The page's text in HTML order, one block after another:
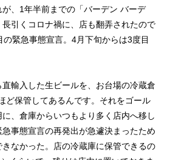
、1年半前までの「バーデン バーデ
引くコロナ禍に、店も翻弄されたので
緊急事態宣言。4月下旬からは3度目
直輸入した生ビールを、お台場の冷蔵倉
ど保管してあるんです。それをゴール
、倉庫からいつもより多く店内へ移し
事態宣言の再発出が急遽決まったため
なかった。 店の冷蔵庫に保管できるの